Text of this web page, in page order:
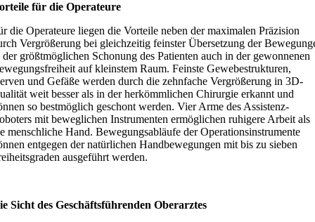
für die Operateure
die Operateure liegen die Vorteile neben der maximalen Präzision
Vergrößerung bei gleichzeitig feinster Übersetzung der
der größtmöglichen Schonung des Patienten auch in der gewonnenen
auf kleinstem Raum. Feinste Gewebestrukturen,
und Gefäße werden durch die zehnfache Vergrößerung in 3D-
weit besser als in der herkömmlichen Chirurgie erkannt und
so bestmöglich geschont werden. Vier Arme des Assistenz-
mit beweglichen Instrumenten ermöglichen ruhigere Arbeit als
menschliche Hand. Bewegungsabläufe der Operationsinstrumente
entgegen der natürlichen Handbewegungen mit bis zu sieben
ausgeführt werden.
Sicht des Geschäftsführenden Oberarztes